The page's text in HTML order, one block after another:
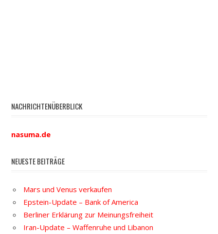
NACHRICHTENÜBERBLICK
nasuma.de
NEUESTE BEITRÄGE
Mars und Venus verkaufen
Epstein-Update – Bank of America
Berliner Erklärung zur Meinungsfreiheit
Iran-Update – Waffenruhe und Libanon